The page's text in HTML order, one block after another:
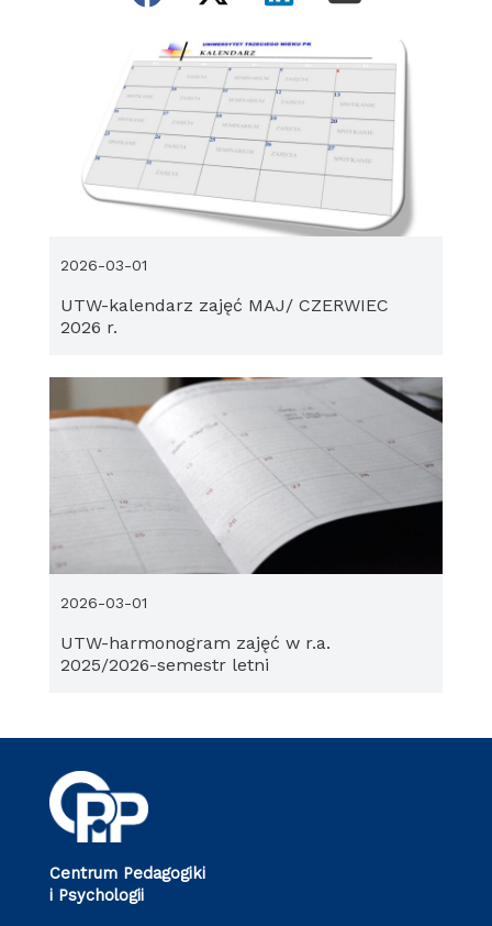
UTW-kalendarz zajęć MAJ/ CZERWIEC
2026 r.
2026-03-01
UTW-harmonogram zajęć w r.a.
2025/2026-semestr letni
2026-03-01
Centrum Pedagogiki
i Psychologii